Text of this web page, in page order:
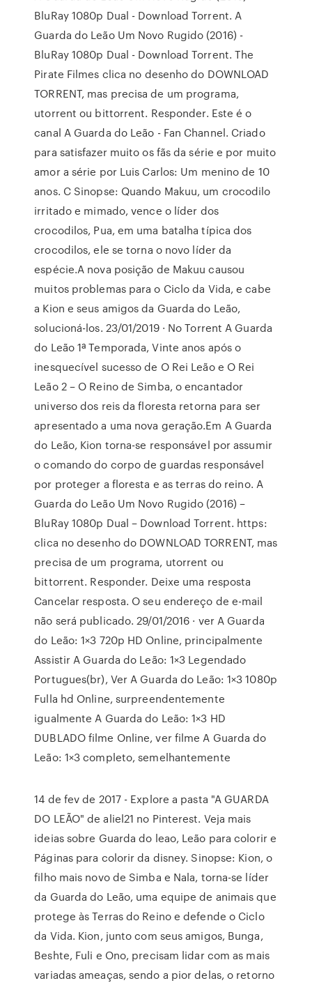
BluRay 1080p Dual - Download Torrent. A
Guarda do Leão Um Novo Rugido (2016) -
BluRay 1080p Dual - Download Torrent. The
Pirate Filmes clica no desenho do DOWNLOAD
TORRENT, mas precisa de um programa,
utorrent ou bittorrent. Responder. Este é o
canal A Guarda do Leão - Fan Channel. Criado
para satisfazer muito os fãs da série e por muito
amor a série por Luis Carlos: Um menino de 10
anos. C Sinopse: Quando Makuu, um crocodilo
irritado e mimado, vence o líder dos
crocodilos, Pua, em uma batalha típica dos
crocodilos, ele se torna o novo líder da
espécie.A nova posição de Makuu causou
muitos problemas para o Ciclo da Vida, e cabe
a Kion e seus amigos da Guarda do Leão,
solucioná-los. 23/01/2019 · No Torrent A Guarda
do Leão 1ª Temporada, Vinte anos após o
inesquecível sucesso de O Rei Leão e O Rei
Leão 2 – O Reino de Simba, o encantador
universo dos reis da floresta retorna para ser
apresentado a uma nova geração.Em A Guarda
do Leão, Kion torna-se responsável por assumir
o comando do corpo de guardas responsável
por proteger a floresta e as terras do reino. A
Guarda do Leão Um Novo Rugido (2016) –
BluRay 1080p Dual – Download Torrent. https:
clica no desenho do DOWNLOAD TORRENT, mas
precisa de um programa, utorrent ou
bittorrent. Responder. Deixe uma resposta
Cancelar resposta. O seu endereço de e-mail
não será publicado. 29/01/2016 · ver A Guarda
do Leão: 1×3 720p HD Online, principalmente
Assistir A Guarda do Leão: 1×3 Legendado
Portugues(br), Ver A Guarda do Leão: 1×3 1080p
Fulla hd Online, surpreendentemente
igualmente A Guarda do Leão: 1×3 HD
DUBLADO filme Online, ver filme A Guarda do
Leão: 1×3 completo, semelhantemente
14 de fev de 2017 - Explore a pasta "A GUARDA
DO LEÃO" de aliel21 no Pinterest. Veja mais
ideias sobre Guarda do leao, Leão para colorir e
Páginas para colorir da disney. Sinopse: Kion, o
filho mais novo de Simba e Nala, torna-se líder
da Guarda do Leão, uma equipe de animais que
protege às Terras do Reino e defende o Ciclo
da Vida. Kion, junto com seus amigos, Bunga,
Beshte, Fuli e Ono, precisam lidar com as mais
variadas ameaças, sendo a pior delas, o retorno